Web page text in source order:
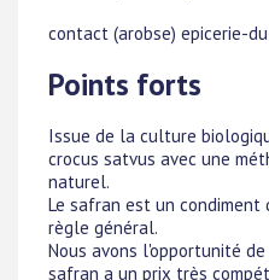
contact (arobse) epicerie-
Points forts
Issue de la culture
crocus satvus avec une
naturel.
Le safran est un
règle général.
Nous avons l'opportunité
safran a un prix très